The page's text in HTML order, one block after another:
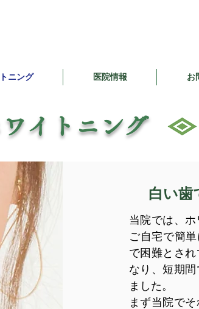
ニング 医院情報 お
ワイトニング
白い歯
当院では、ホ
ご自宅で簡
で困難とさ
なり、短期
ました。
まず当院で